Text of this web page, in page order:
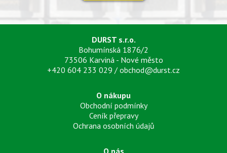
DURST s.r.o.
Bohumínská 1876/2
73506 Karviná - Nové město
+420 604 233 029 / obchod@durst.cz
O nákupu
Obchodní podmínky
Ceník přepravy
Ochrana osobních údajů
O nás